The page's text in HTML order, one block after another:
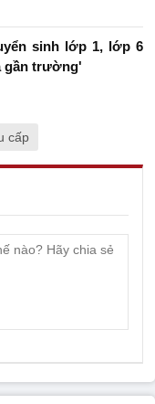
sinh lớp 1, lớp 6
gần trường'
cấp